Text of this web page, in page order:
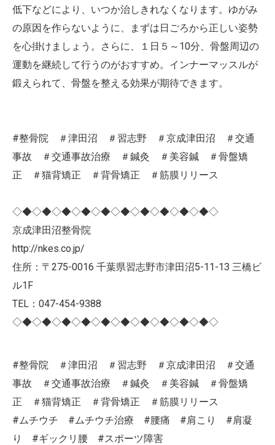
低下などにより、いつか治しきれなくなります。ゆがみ
の原因を作らないように、まずは日ごろから正しい姿勢
を心掛けましょう。さらに、１日５～10分、骨盤周辺の
運動を継続して行うのがおすすめ。インナーマッスルが
鍛えられて、骨盤を整える効果が期待できます。
#整骨院 ＃津田沼 ＃習志野 ＃京成津田沼 ＃交通
事故 ＃交通事故治療 ＃鍼灸 ＃美容鍼 ＃骨盤矯
正 ＃猫背矯正 ＃背骨矯正 ＃筋膜リリース
◇◆◇◆◇◆◇◆◇◆◇◆◇◆◇◆◇◆◇◆◇
京成津田沼整骨院
http://nkes.co.jp/
住所：〒275-0016 千葉県習志野市津田沼5-11-13 三橋ビ
ル1F
TEL：047-454-9388
◇◆◇◆◇◆◇◆◇◆◇◆◇◆◇◆◇◆◇◆◇
#整骨院 ＃津田沼 ＃習志野 ＃京成津田沼 ＃交通
事故 ＃交通事故治療 ＃鍼灸 ＃美容鍼 ＃骨盤矯
正 ＃猫背矯正 ＃背骨矯正 ＃筋膜リリース
#ムチウチ #ムチウチ治療 #腰痛 #肩こり #肩凝
り #ギックリ腰 #スポーツ障害